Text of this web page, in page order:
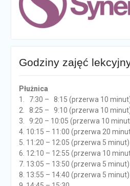
Godziny zajęć
Płużnica
1. 7:30 – 8:15 (przerwa 10
2. 8:25 – 9:10 (przerwa 10
3. 9:20 – 10:05 (przerwa 10
4. 10:15 – 11:00 (przerwa 20
5. 11:20 – 12:05 (przerwa 5 minut)
6. 12:10 – 12:55 (przerwa 10
7. 13:05 – 13:50 (przerwa 5 minut)
8. 13:55 – 14:40 (przerwa 5 minut)